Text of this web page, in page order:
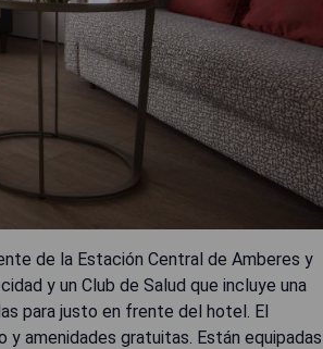
de la Estación Central de Amberes y
y un Club de Salud que incluye una
para justo en frente del hotel. El
amenidades gratuitas. Están equipadas